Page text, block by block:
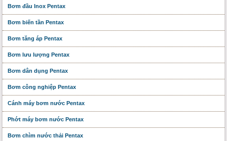
Bơm đầu Inox Pentax
Bơm biến tần Pentax
Bơm tăng áp Pentax
Bơm lưu lượng Pentax
Bơm dân dụng Pentax
Bơm công nghiệp Pentax
Cánh máy bơm nước Pentax
Phớt máy bơm nước Pentax
Bơm chìm nước thải Pentax